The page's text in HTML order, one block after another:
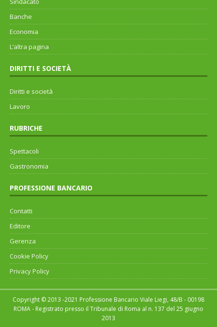
Banche
Economia
L’altra pagina
DIRITTI E SOCIETÀ
Diritti e società
Lavoro
RUBRICHE
Spettacoli
Gastronomia
PROFESSIONE BANCARIO
Contatti
Editore
Gerenza
Cookie Policy
Privacy Policy
Copyright © 2013 -2021 Professione Bancario Viale Liegi, 48/B - 00198
ROMA - Registrato presso il Tribunale di Roma al n. 137 del 25 giugno
2013